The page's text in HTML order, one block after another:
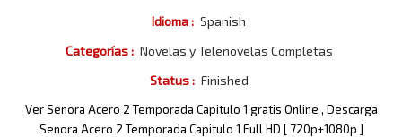
Idioma : Spanish
Categorías : Novelas y Telenovelas Completas
Status : Finished
Ver Senora Acero 2 Temporada Capitulo 1 gratis Online , Descarga
Senora Acero 2 Temporada Capitulo 1 Full HD [ 720p+1080p ]